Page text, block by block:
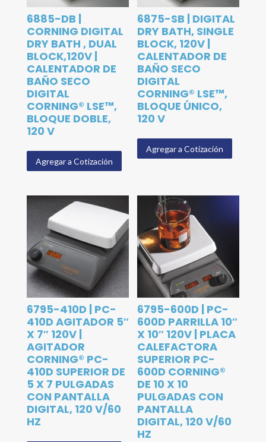
6885-DB |
CORNING DIGITAL
DRY BATH , DUAL
BLOCK,120V |
CALENTADOR DE
BAÑO SECO
DIGITAL
CORNING® LSE™,
BLOQUE DOBLE,
120 V
Agregar a Cotización
6875-SB | DIGITAL
DRY BATH, SINGLE
BLOCK, 120V |
CALENTADOR DE
BAÑO SECO
DIGITAL
CORNING® LSE™,
BLOQUE ÚNICO,
120 V
Agregar a Cotización
6795-410D | PC-
410D AGITADOR 5″
X 7″ 120V |
AGITADOR
CORNING® PC-
410D SUPERIOR DE
5 X 7 PULGADAS
CON PANTALLA
DIGITAL, 120 V/60
HZ
6795-600D | PC-
600D PARRILLA 10″
X 10″ 120V | PLACA
CALEFACTORA
SUPERIOR PC-
600D CORNING®
DE 10 X 10
PULGADAS CON
PANTALLA
DIGITAL, 120 V/60
HZ